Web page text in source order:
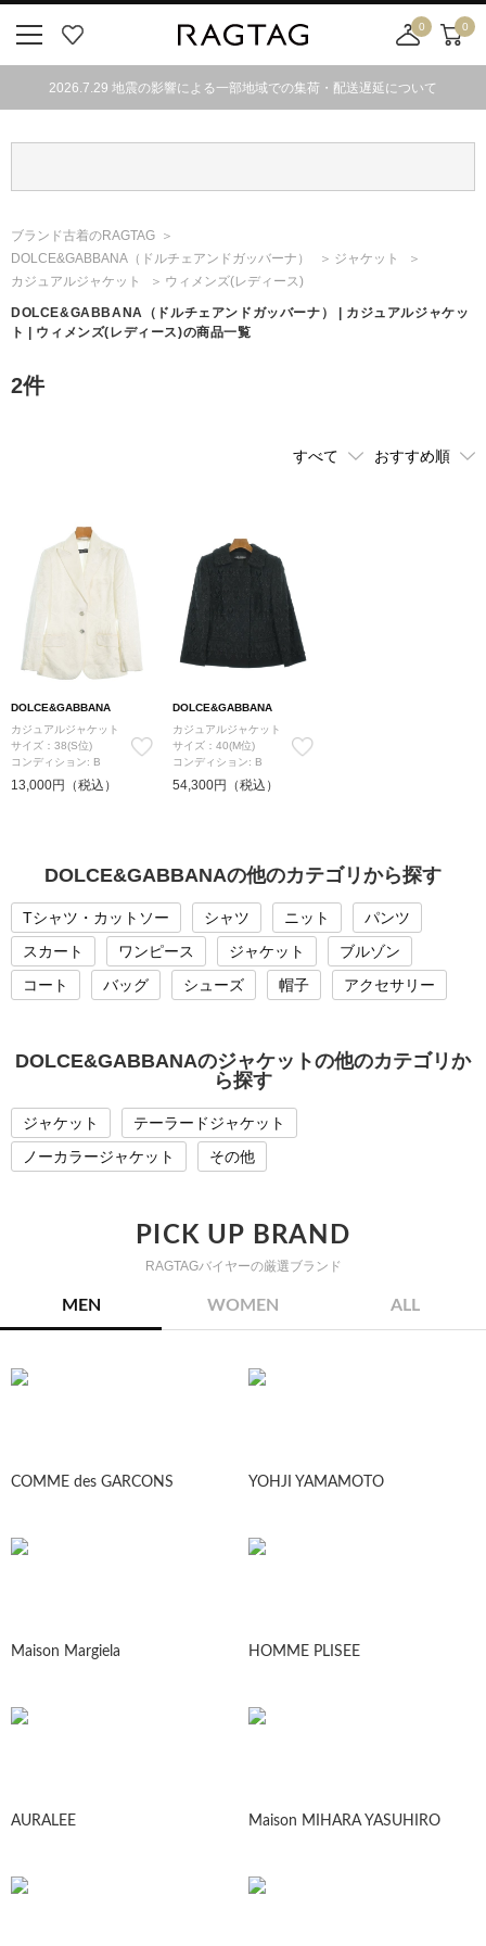
気
0
舗
カ
0
2026.7.29 地震の影響による一部地域での集荷・配送遅延について
ブランド古着のRAGTAG
DOLCE&GABBANA （ドルチェアンドガッバーナ）
ジャケット
カジュアルジャケット
ウィメンズ(レディース)
DOLCE&GABBANA （ドルチェアンドガッバーナ）
| カジュアルジャケッ
ト | ウィメンズ(レディース)の商品一覧
2件
DOLCE&GABBANA
カジュアルジャケット
サイズ：38(S位)
コンディション: B
13,000円（税込）
DOLCE&GABBANA
カジュアルジャケット
サイズ：40(M位)
コンディション: B
54,300円（税込）
DOLCE&GABBANAの他のカテゴリから探す
Tシャツ・カットソー シャツ ニット
パンツ
スカート
ワンピース ジャケット
ブルゾン
コート
バッグ シューズ 帽子 アクセサリー
DOLCE&GABBANAのジャケットの他のカテゴリか
ら探す
ジャケット
テーラードジャケット
ノーカラージャケット
その他
PICK UP BRAND
RAGTAGバイヤーの厳選ブランド
MEN WOMEN ALL
COMME des GARCONS YOHJI YAMAMOTO
Maison Margiela HOMME PLISEE
AURALEE Maison MIHARA YASUHIRO